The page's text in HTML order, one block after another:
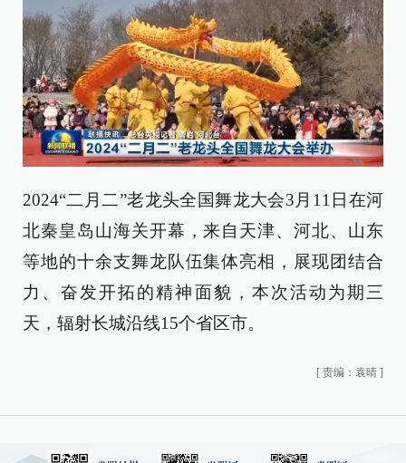
2024“二月二”老龙头全国舞龙大会3月11日在河
北秦皇岛山海关开幕，来自天津、河北、山东
等地的十余支舞龙队伍集体亮相，展现团结合
力、奋发开拓的精神面貌，本次活动为期三
天，辐射长城沿线15个省区市。
[ 责编：袁晴 ]